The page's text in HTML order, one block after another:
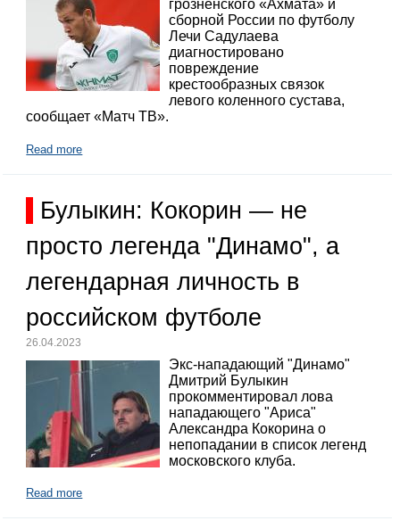
грозненского «Ахмата» и
сборной России по футболу
Лечи Садулаева
диагностировано
повреждение
крестообразных связок
левого коленного сустава,
сообщает «Матч ТВ».
Read more
Булыкин: Кокорин — не
просто легенда "Динамо", а
легендарная личность в
российском футболе
26.04.2023
Экс-нападающий "Динамо"
Дмитрий Булыкин
прокомментировал лова
нападающего "Ариса"
Александра Кокорина о
непопадании в список легенд
московского клуба.
Read more